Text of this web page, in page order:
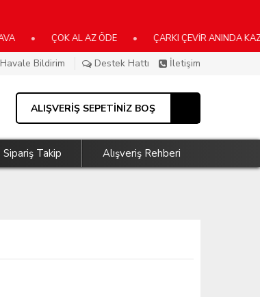
ÇOK AL AZ ÖDE • ÇARKI ÇEVİR ANINDA KAZAN •
Havale Bildirim Destek Hattı İletişim
ALIŞVERİŞ SEPETİNİZ BOŞ
Sipariş Takip Alışveriş Rehberi